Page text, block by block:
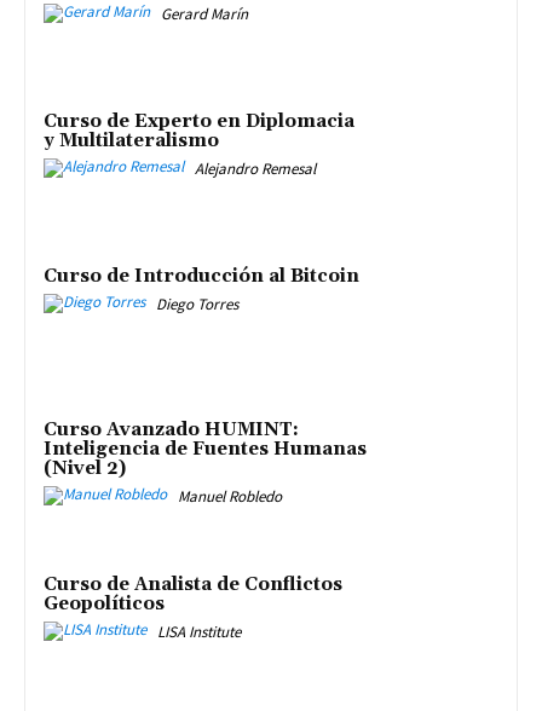
Gerard Marín
Curso de Experto en Diplomacia
y Multilateralismo
Alejandro Remesal
Curso de Introducción al Bitcoin
Diego Torres
Curso Avanzado HUMINT:
Inteligencia de Fuentes Humanas
(Nivel 2)
Manuel Robledo
Curso de Analista de Conflictos
Geopolíticos
LISA Institute